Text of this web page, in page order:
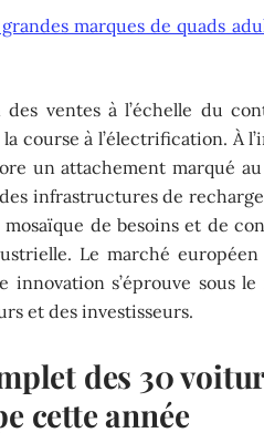
marques de quads
ventes à l’échelle du
course à l’électrification. À
un attachement marqué
infrastructures de
de besoins et de
Le marché
innovation s’éprouve sous
et des investisseurs.
des 30
cette année